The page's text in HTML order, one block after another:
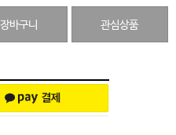
장바구니 관심상품